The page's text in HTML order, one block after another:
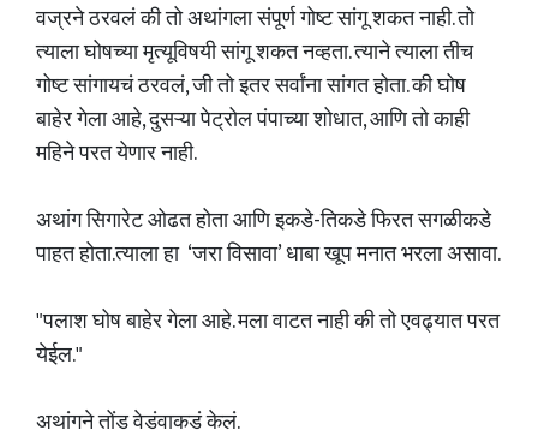
वज्रने ठरवलं की तो अथांगला संपूर्ण गोष्ट सांगू शकत नाही. तो
त्याला घोषच्या मृत्यूविषयी सांगू शकत नव्हता. त्याने त्याला तीच
गोष्ट सांगायचं ठरवलं, जी तो इतर सर्वांना सांगत होता. की घोष
बाहेर गेला आहे, दुसऱ्या पेट्रोल पंपाच्या शोधात, आणि तो काही
महिने परत येणार नाही.
अथांग सिगारेट ओढत होता आणि इकडे-तिकडे फिरत सगळीकडे
पाहत होता.त्याला हा ‘जरा विसावा’ धाबा खूप मनात भरला असावा.
"पलाश घोष बाहेर गेला आहे. मला वाटत नाही की तो एवढ्यात परत
येईल."
अथांगने तोंड वेडंवाकडं केलं.